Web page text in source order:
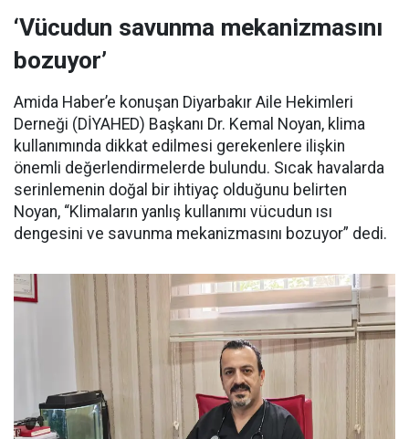
‘Vücudun savunma mekanizmasını
bozuyor’
Amida Haber’e konuşan Diyarbakır Aile Hekimleri
Derneği (DİYAHED) Başkanı Dr. Kemal Noyan, klima
kullanımında dikkat edilmesi gerekenlere ilişkin
önemli değerlendirmelerde bulundu. Sıcak havalarda
serinlemenin doğal bir ihtiyaç olduğunu belirten
Noyan, “Klimaların yanlış kullanımı vücudun ısı
dengesini ve savunma mekanizmasını bozuyor” dedi.